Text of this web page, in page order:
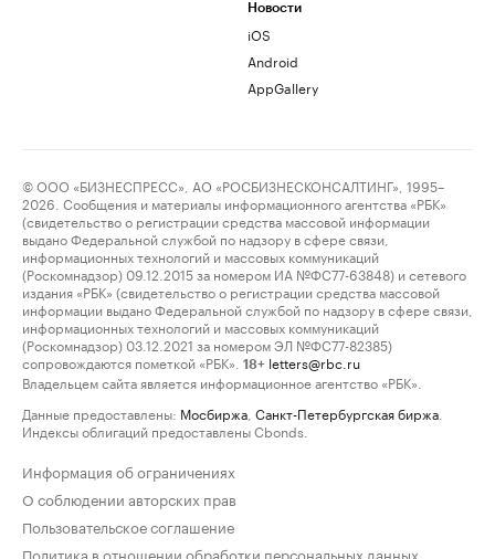
Новости
iOS
Android
AppGallery
© ООО «БИЗНЕСПРЕСС», АО «РОСБИЗНЕСКОНСАЛТИНГ», 1995–
2026. Сообщения и материалы информационного агентства «РБК»
(свидетельство о регистрации средства массовой информации
выдано Федеральной службой по надзору в сфере связи,
информационных технологий и массовых коммуникаций
(Роскомнадзор) 09.12.2015 за номером ИА №ФС77-63848) и сетевого
издания «РБК» (свидетельство о регистрации средства массовой
информации выдано Федеральной службой по надзору в сфере связи,
информационных технологий и массовых коммуникаций
(Роскомнадзор) 03.12.2021 за номером ЭЛ №ФС77-82385)
сопровождаются пометкой «РБК».
18+ letters@rbc.ru
Владельцем сайта является информационное агентство «РБК».
Данные предоставлены: Мосбиржа Санкт-Петербургская биржа
Индексы облигаций предоставлены Cbonds.
Информация об ограничениях
О соблюдении авторских прав
Пользовательское соглашение
Политика в отношении обработки персональных данных